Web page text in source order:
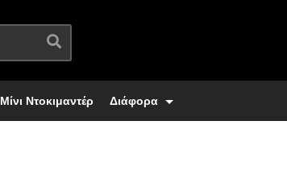
Μίνι Ντοκιμαντέρ Διάφορα